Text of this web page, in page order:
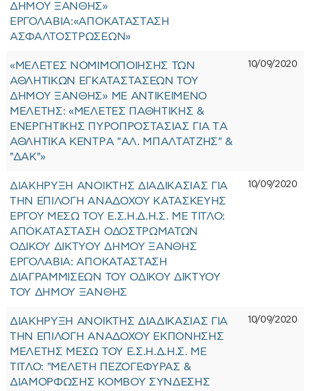
ΔΗΜΟΥ ΞΑΝΘΗΣ»
ΕΡΓΟΛΑΒΙΑ:«ΑΠΟΚΑΤΑΣΤΑΣΗ
ΑΣΦΑΛΤΟΣΤΡΩΣΕΩΝ»
«ΜΕΛΕΤΕΣ ΝΟΜΙΜΟΠΟΙΗΣΗΣ ΤΩΝ
ΑΘΛΗΤΙΚΩΝ ΕΓΚΑΤΑΣΤΑΣΕΩΝ ΤΟΥ
ΔΗΜΟΥ ΞΑΝΘΗΣ» ΜΕ ΑΝΤΙΚΕΙΜΕΝΟ
ΜΕΛΕΤΗΣ: «ΜΕΛΕΤΕΣ ΠΑΘΗΤΙΚΗΣ &
ΕΝΕΡΓΗΤΙΚΗΣ ΠΥΡΟΠΡΟΣΤΑΣΙΑΣ ΓΙΑ ΤA
ΑΘΛΗΤΙΚA ΚΕΝΤΡA "ΑΛ. ΜΠΑΛΤΑΤΖΗΣ" &
"ΔΑΚ"»
10/09/2020
ΔΙΑΚΗΡΥΞΗ ΑΝΟΙΚΤΗΣ ΔΙΑΔΙΚΑΣΙΑΣ ΓΙΑ
ΤΗΝ ΕΠΙΛΟΓΗ ΑΝΑΔΟΧΟΥ ΚΑΤΑΣΚΕΥΗΣ
ΕΡΓΟΥ ΜΕΣΩ ΤΟΥ Ε.Σ.Η.Δ.Η.Σ. ΜΕ ΤΙΤΛΟ:
ΑΠΟΚΑΤΑΣΤΑΣΗ ΟΔΟΣΤΡΩΜΑΤΩΝ
ΟΔΙΚΟΥ ΔΙΚΤΥΟΥ ΔΗΜΟΥ ΞΑΝΘΗΣ
ΕΡΓΟΛΑΒΙΑ: ΑΠΟΚΑΤΑΣΤΑΣΗ
ΔΙΑΓΡΑΜΜΙΣΕΩΝ TOY ΟΔΙΚΟΥ ΔΙΚΤΥΟΥ
ΤΟΥ ΔΗΜΟΥ ΞΑΝΘΗΣ
10/09/2020
ΔΙΑΚΗΡΥΞΗ ΑΝΟΙΚΤΗΣ ΔΙΑΔΙΚΑΣΙΑΣ ΓΙΑ
ΤΗΝ ΕΠΙΛΟΓΗ ΑΝΑΔΟΧΟΥ ΕΚΠΟΝΗΣΗΣ
ΜΕΛΕΤΗΣ ΜΕΣΩ ΤΟΥ Ε.Σ.Η.Δ.Η.Σ. ΜΕ
ΤΙΤΛΟ: "ΜΕΛΕΤΗ ΠΕΖΟΓΕΦΥΡΑΣ &
ΔΙΑΜΟΡΦΩΣΗΣ ΚΟΜΒΟΥ ΣΥΝΔΕΣΗΣ
10/09/2020